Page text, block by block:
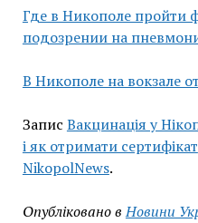
Где в Никополе
подозрении на
В Никополе на вокзале
Запис Вакцинація у
і як отримати сертифікат
NikopolNews.
Опубліковано в Новини